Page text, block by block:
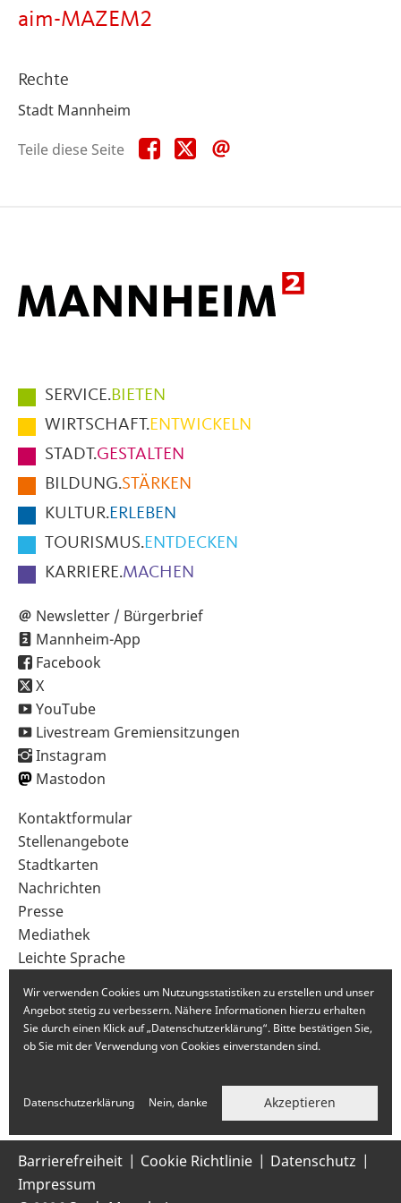
aim-MAZEM2
Rechte
Stadt Mannheim
Teile diese Seite
Teile
diese
Teile
diese
Hauptmenüpunkte
im
Fußbereich
der
Seite
SERVICE.BIETEN
WIRTSCHAFT.ENTWICKELN
STADT.GESTALTEN
BILDUNG.STÄRKEN
KULTUR.ERLEBEN
TOURISMUS.ENTDECKEN
KARRIERE.MACHEN
Newsletter / Bürgerbrief
Mannheim-App
Facebook
X
YouTube
Livestream Gremiensitzungen
Instagram
Mastodon
Sekundärnavigation
im
Fußbereich
Kontaktformular
Stellenangebote
Stadtkarten
Nachrichten
Presse
Mediathek
Leichte Sprache
Barrierefreiheit Cookie Richtlinie
Datenschutz
Impressum
Wir verwenden Cookies um Nutzungsstatistiken zu erstellen und unser
Angebot stetig zu verbessern. Nähere Informationen hierzu erhalten
Sie durch einen Klick auf „Datenschutzerklärung“. Bitte bestätigen Sie,
ob Sie mit der Verwendung von Cookies einverstanden sind.
Datenschutzerklärung Nein, danke Akzeptieren